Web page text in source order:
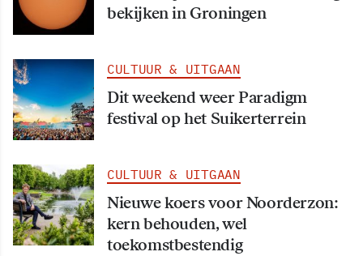
bekijken in Groningen
CULTUUR & UITGAAN
Dit weekend weer Paradigm
festival op het Suikerterrein
CULTUUR & UITGAAN
Nieuwe koers voor Noorderzon:
kern behouden, wel
toekomstbestendig